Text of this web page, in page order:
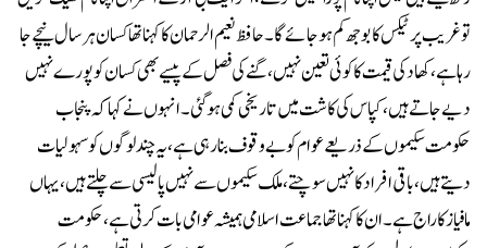
تو غریب پر ٹیکس کا بوجھ کم ہو جائے گا۔حافظ نعیم الرحمان کا کہنا تھا کسان ہر سال نیچے جا
رہا ہے، کھاد کی قیمت کا کوئی تعین نہیں، گنے کی فصل کے پیسے بھی کسان کو پورے نہیں
دیے جاتے ہیں، کپاس کی کاشت میں تاریخی کمی ہوگئی۔انہوں نے کہا کہ پنجاب
حکومت سکیموں کے ذریعے عوام کو بے وقوف بنا رہی ہے، یہ چند لوگوں کو سہولیات
دیتے ہیں، باقی افراد کا نہیں سوچتے، ملک سکیموں سے نہیں پالیسی سے چلتے ہیں، یہاں
مافیاز کا راج ہے۔ان کا کہنا تھا جماعت اسلامی ہمیشہ عوامی بات کرتی ہے، حکومت